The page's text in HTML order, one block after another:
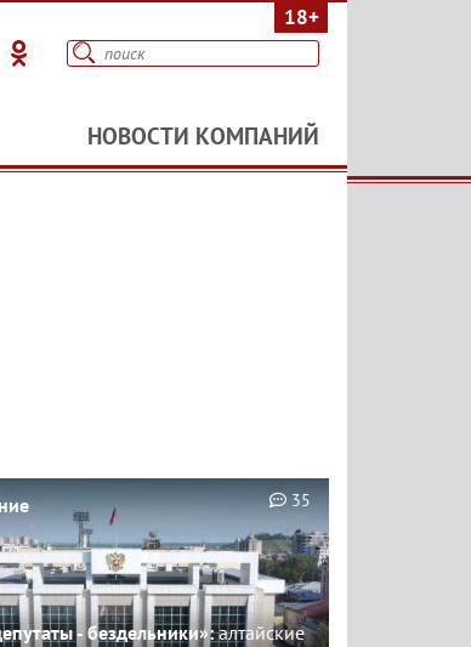
18+
НОВОСТИ КОМПАНИЙ
- бездельники»:алтайские
35